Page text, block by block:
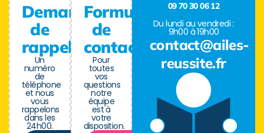
Demande
de
rappel
Un
numéro
de
téléphone
et nous
vous
rappelons
dans les
24h00.
Formulaire
de
contact
Pour
toutes
vos
questions
notre
équipe
est à
votre
disposition.
09 70 30 06 12
Du lundi au vendredi :
9h00 à 19h00
contact@ailes-
reussite.fr